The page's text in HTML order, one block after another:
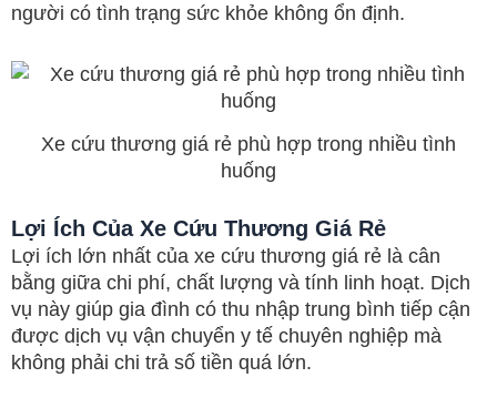
người có tình trạng sức khỏe không ổn định.
Xe cứu thương giá rẻ phù hợp trong nhiều tình
huống
Lợi Ích Của Xe Cứu Thương Giá Rẻ
Lợi ích lớn nhất của xe cứu thương giá rẻ là cân
bằng giữa chi phí, chất lượng và tính linh hoạt. Dịch
vụ này giúp gia đình có thu nhập trung bình tiếp cận
được dịch vụ vận chuyển y tế chuyên nghiệp mà
không phải chi trả số tiền quá lớn.